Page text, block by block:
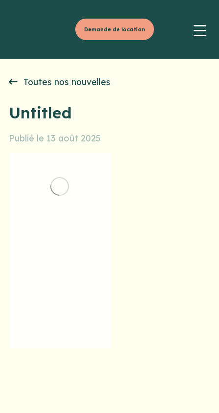
Demande de location
Toutes nos nouvelles
Untitled
Publié le 13 août 2025